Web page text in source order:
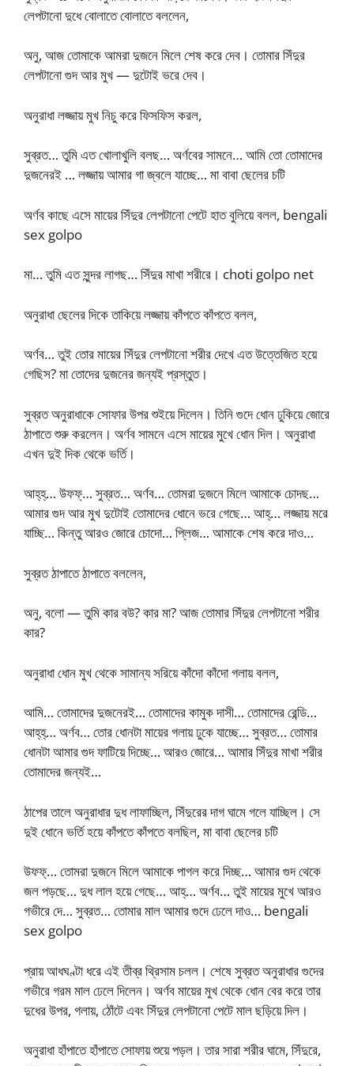
লেপটানো দুধে বোলাতে বোলাতে বললেন,
অনু, আজ তোমাকে আমরা দুজনে মিলে শেষ করে দেব। তোমার সিঁদুর
লেপটানো গুদ আর মুখ — দুটোই ভরে দেব।
অনুরাধা লজ্জায় মুখ নিচু করে ফিসফিস করল,
সুব্রত… তুমি এত খোলাখুলি বলছ… অর্ণবের সামনে… আমি তো তোমাদের
দুজনেরই … লজ্জায় আমার গা জ্বলে যাচ্ছে… মা বাবা ছেলের চটি
অর্ণব কাছে এসে মায়ের সিঁদুর লেপটানো পেটে হাত বুলিয়ে বলল, bengali
sex golpo
মা… তুমি এত সুন্দর লাগছ… সিঁদুর মাখা শরীরে। choti golpo net
অনুরাধা ছেলের দিকে তাকিয়ে লজ্জায় কাঁপতে কাঁপতে বলল,
অর্ণব… তুই তোর মায়ের সিঁদুর লেপটানো শরীর দেখে এত উত্তেজিত হয়ে
গেছিস? মা তোদের দুজনের জন্যই প্রস্তুত।
সুব্রত অনুরাধাকে সোফার উপর শুইয়ে দিলেন। তিনি গুদে ধোন ঢুকিয়ে জোরে
ঠাপাতে শুরু করলেন। অর্ণব সামনে এসে মায়ের মুখে ধোন দিল। অনুরাধা
এখন দুই দিক থেকে ভর্তি।
আহ্‌হ্‌… উফফ্‌… সুব্রত… অর্ণব… তোমরা দুজনে মিলে আমাকে চোদছ…
আমার গুদ আর মুখ দুটোই তোমাদের ধোনে ভরে গেছে… আহ্‌… লজ্জায় মরে
যাচ্ছি… কিন্তু আরও জোরে চোদো… প্লিজ… আমাকে শেষ করে দাও…
সুব্রত ঠাপাতে ঠাপাতে বললেন,
অনু, বলো — তুমি কার বউ? কার মা? আজ তোমার সিঁদুর লেপটানো শরীর
কার?
অনুরাধা ধোন মুখ থেকে সামান্য সরিয়ে কাঁদো কাঁদো গলায় বলল,
আমি… তোমাদের দুজনেরই… তোমাদের কামুক দাসী… তোমাদের রেন্ডি…
আহ্‌হ্‌… অর্ণব… তোর ধোনটা মায়ের গলায় ঢুকে যাচ্ছে… সুব্রত… তোমার
ধোনটা আমার গুদ ফাটিয়ে দিচ্ছে… আরও জোরে… আমার সিঁদুর মাখা শরীর
তোমাদের জন্যই…
ঠাপের তালে অনুরাধার দুধ লাফাচ্ছিল, সিঁদুরের দাগ ঘামে গলে যাচ্ছিল। সে
দুই ধোনে ভর্তি হয়ে কাঁপতে কাঁপতে বলছিল, মা বাবা ছেলের চটি
উফফ্‌… তোমরা দুজনে মিলে আমাকে পাগল করে দিচ্ছ… আমার গুদ থেকে
জল পড়ছে… দুধ লাল হয়ে গেছে… আহ্‌… অর্ণব… তুই মায়ের মুখে আরও
গভীরে দে… সুব্রত… তোমার মাল আমার গুদে ঢেলে দাও… bengali
sex golpo
প্রায় আধঘণ্টা ধরে এই তীব্র থ্রিসাম চলল। শেষে সুব্রত অনুরাধার গুদের
গভীরে গরম মাল ঢেলে দিলেন। অর্ণব মায়ের মুখ থেকে ধোন বের করে তার
দুধের উপর, গলায়, ঠোঁটে এবং সিঁদুর লেপটানো পেটে মাল ছড়িয়ে দিল।
অনুরাধা হাঁপাতে হাঁপাতে সোফায় শুয়ে পড়ল। তার সারা শরীর ঘামে, সিঁদুরে,